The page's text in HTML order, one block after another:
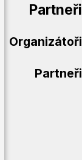
Partneři
Organizátoři
Partneři